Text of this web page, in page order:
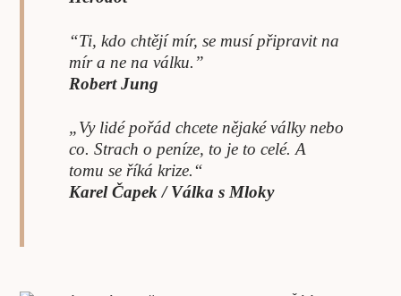
“Ti, kdo chtějí mír, se musí připravit na
mír a ne na válku.”
Robert Jung
„Vy lidé pořád chcete nějaké války nebo
co. Strach o peníze, to je to celé. A
tomu se říká krize.“
Karel Čapek / Válka s Mloky